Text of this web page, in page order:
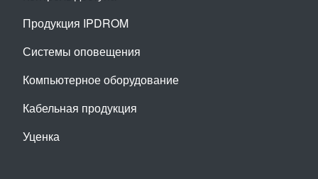
Продукция IPDROM
Системы оповещения
Компьютерное оборудование
Кабельная продукция
Уценка